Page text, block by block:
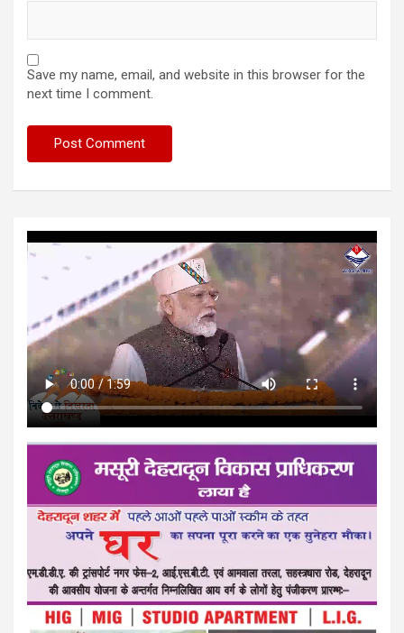
Save my name, email, and website in this browser for the
next time I comment.